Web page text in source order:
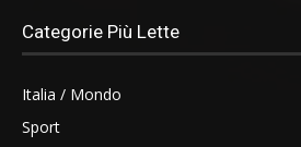
Categorie Più Lette
Italia / Mondo
Sport